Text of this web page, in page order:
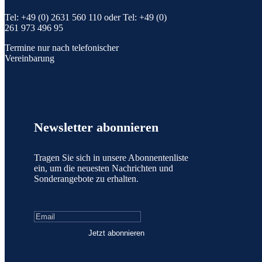
Tel: +49 (0) 2631 560 110 oder Tel: +49 (0)
261 973 496 95
Termine nur nach telefonischer
Vereinbarung
Newsletter abonnieren
Tragen Sie sich in unsere Abonnentenliste
ein, um die neuesten Nachrichten und
Sonderangebote zu erhalten.
Jetzt abonnieren